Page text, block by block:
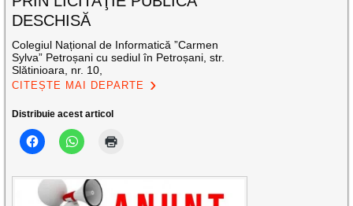
DESCHISĂ
Colegiul Național de Informatică ”Carmen
Sylva” Petroșani cu sediul în Petroșani, str.
Slătinioara, nr. 10,
CITEȘTE MAI DEPARTE
Distribuie acest articol